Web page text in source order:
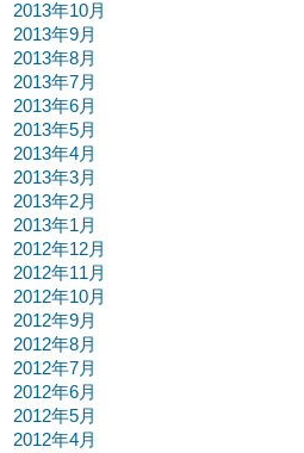
2013年10月
2013年9月
2013年8月
2013年7月
2013年6月
2013年5月
2013年4月
2013年3月
2013年2月
2013年1月
2012年12月
2012年11月
2012年10月
2012年9月
2012年8月
2012年7月
2012年6月
2012年5月
2012年4月